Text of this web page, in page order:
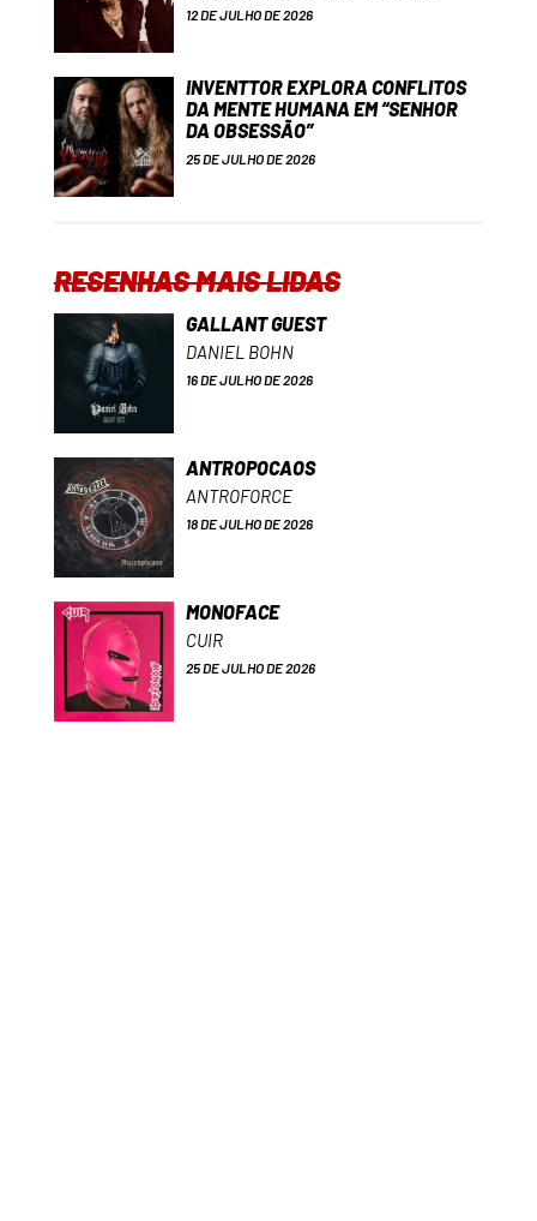
12 DE JULHO DE 2026
INVENTTOR EXPLORA CONFLITOS
DA MENTE HUMANA EM “SENHOR
DA OBSESSÃO”
25 DE JULHO DE 2026
RESENHAS MAIS LIDAS
GALLANT GUEST
DANIEL BOHN
16 DE JULHO DE 2026
ANTROPOCAOS
ANTROFORCE
18 DE JULHO DE 2026
MONOFACE
CUIR
25 DE JULHO DE 2026